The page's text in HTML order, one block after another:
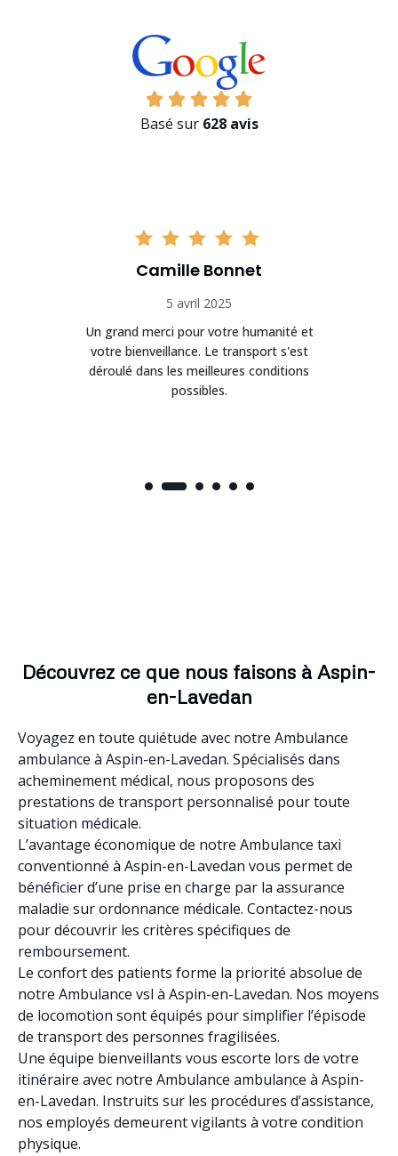
Basé sur 628 avis
Camille Bonnet
5 avril 2025
Un grand merci pour votre humanité et
votre bienveillance. Le transport s'est
déroulé dans les meilleures conditions
possibles.
Découvrez ce que nous faisons à Aspin-
en-Lavedan
Voyagez en toute quiétude avec notre Ambulance
ambulance à Aspin-en-Lavedan. Spécialisés dans
acheminement médical, nous proposons des
prestations de transport personnalisé pour toute
situation médicale.
L’avantage économique de notre Ambulance taxi
conventionné à Aspin-en-Lavedan vous permet de
bénéficier d’une prise en charge par la assurance
maladie sur ordonnance médicale. Contactez-nous
pour découvrir les critères spécifiques de
remboursement.
Le confort des patients forme la priorité absolue de
notre Ambulance vsl à Aspin-en-Lavedan. Nos moyens
de locomotion sont équipés pour simplifier l’épisode
de transport des personnes fragilisées.
Une équipe bienveillants vous escorte lors de votre
itinéraire avec notre Ambulance ambulance à Aspin-
en-Lavedan. Instruits sur les procédures d’assistance,
nos employés demeurent vigilants à votre condition
physique.